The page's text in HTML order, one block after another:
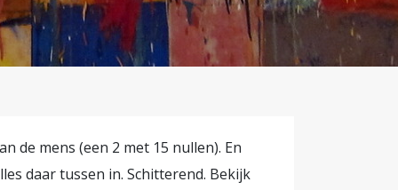
de mens (een 2 met 15 nullen). En
daar tussen in. Schitterend. Bekijk